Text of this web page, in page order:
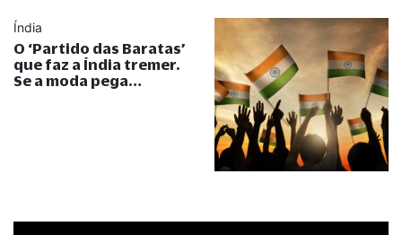
Índia
O ‘Partido das Baratas’
que faz a Índia tremer.
Se a moda pega…